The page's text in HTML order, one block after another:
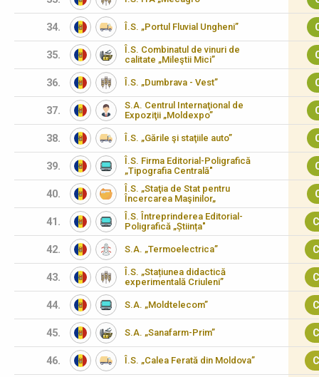
34. Î.S. „Portul Fluvial Ungheni”
35.
Î.S. Combinatul de vinuri de
calitate „Mileştii Mici”
36. Î.S. „Dumbrava - Vest”
37.
S.A. Centrul Internaţional de
Expoziţii „Moldexpo”
38. Î.S. „Gările şi staţiile auto”
39.
Î.S. Firma Editorial-Poligrafică
„Tipografia Centrală"
40.
Î.S. „Staţia de Stat pentru
Încercarea Maşinilor„
41.
Î.S. Întreprinderea Editorial-
Poligrafică „Știința"
42. S.A. „Termoelectrica”
43.
Î.S. „Stațiunea didactică
experimentală Criuleni”
44. S.A. „Moldtelecom”
45. S.A. „Sanafarm-Prim”
46. Î.S. „Calea Ferată din Moldova”